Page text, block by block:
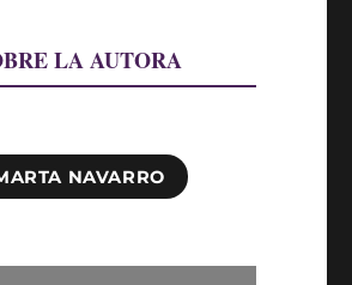
LA AUTORA
NAVARRO